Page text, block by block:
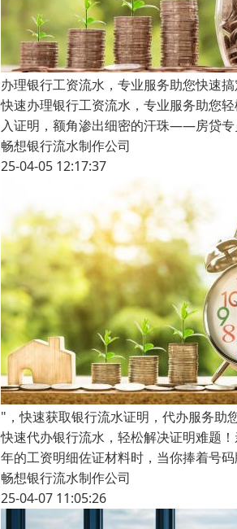
办理银行工资流水，专业服务助您快速搞
快速办理银行工资流水，专业服务助您
入证明，额角渗出细密的汗珠——房贷专
畅想银行流水制作公司
25-04-05 12:17:37
"，快速获取银行流水证明，代办服务助
快速代办银行流水，轻松解决证明难题
年的工资明细佐证材料时，当你捧着号
畅想银行流水制作公司
25-04-07 11:05:26